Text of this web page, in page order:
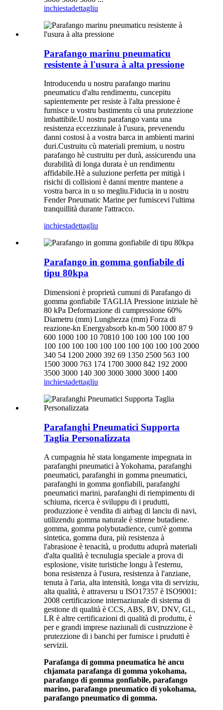
inchiestadettagliu
Parafango marinu pneumaticu
resistente à l'usura à alta pressione
Introducendu u nostru parafango marinu
pneumaticu d'altu rendimentu, cuncepitu
sapientemente per resiste à l'alta pressione è
furnisce u vostru bastimentu cù una prutezzione
imbattibile.U nostru parafango vanta una
resistenza eccezziunale à l'usura, prevenendu
danni costosi à a vostra barca in ambienti marini
duri.Custruitu cù materiali premium, u nostru
parafango hè custruitu per durà, assicurendu una
durabilità di longa durata è un rendimentu
affidabile.Hè a suluzione perfetta per mitigà i
risichi di collisioni è danni mentre mantene a
vostra barca in u so megliu.Fiducia in u nostru
Fender Pneumatic Marine per furniscevi l'ultima
tranquillità durante l'attracco.
inchiestadettagliu
Parafango in gomma gonfiabile di
tipu 80kpa
Dimensioni è proprietà cumuni di Parafango di
gomma gonfiabile TAGLIA Pressione iniziale hè
80 kPa Deformazione di cumpressione 60%
Diametru (mm) Lunghezza (mm) Forza di
reazione-kn Energyabsorb kn-m 500 1000 87 9
600 1000 100 10 70810 100 100 100 100 100
100 100 100 100 100 100 100 100 100 100 2000
340 54 1200 2000 392 69 1350 2500 563 100
1500 3000 763 174 1700 3000 842 192 2000
3500 3000 140 300 3000 3000 3000 1400
inchiestadettagliu
Parafanghi Pneumatici Supporta
Taglia Personalizzata
A cumpagnia hè stata longamente impegnata in
parafanghi pneumatici à Yokohama, parafanghi
pneumatici, parafanghi in gomma pneumatici,
parafanghi in gomma gonfiabili, parafanghi
pneumatici marini, parafanghi di riempimentu di
schiuma, ricerca è sviluppu di i prudutti,
produzzione è vendita di airbag di lanciu di navi,
utilizendu gomma naturale è stirene butadiene.
gomma, gomma polybutadience, cum'è gomma
sintetica, gomma dura, più resistenza à
l'abrasione è tenacità, u produttu aduprà materiali
d'alta qualità è tecnulugia speciale a prova di
esplosione, visite turistiche longu à l'esternu,
bona resistenza à l'usura, resistenza à l'anziane,
tenuta à l'aria, alta intensità, longa vita di serviziu,
alta qualità, è attraversu u ISO17357 è ISO9001:
2008 certificazione internaziunale di sistema di
gestione di qualità è CCS, ABS, BV, DNV, GL,
LR è altre certificazioni di qualità di produttu, è
per e grandi imprese naziunali di custruzzione è
prutezzione di i banchi per furnisce i prudutti è
servizii.
Parafanga di gomma pneumatica hè ancu
chjamata parafanga di gomma yokohama,
parafango di gomma gonfiabile, parafango
marino, parafango pneumatico di yokohama,
parafango pneumatico di gomma.